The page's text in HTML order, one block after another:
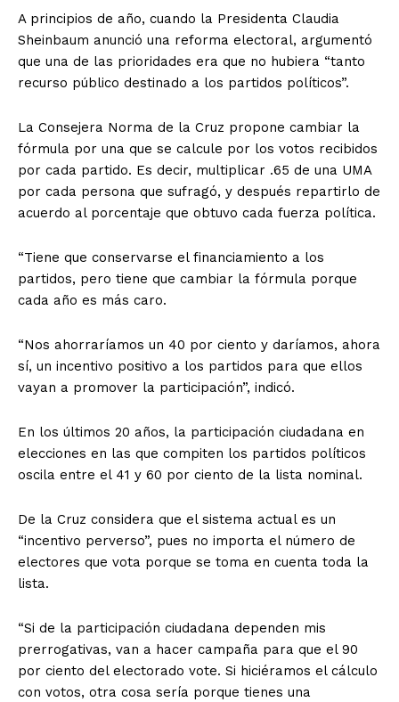
A principios de año, cuando la Presidenta Claudia
Sheinbaum anunció una reforma electoral, argumentó
que una de las prioridades era que no hubiera “tanto
recurso público destinado a los partidos políticos”.
La Consejera Norma de la Cruz propone cambiar la
fórmula por una que se calcule por los votos recibidos
por cada partido. Es decir, multiplicar .65 de una UMA
por cada persona que sufragó, y después repartirlo de
acuerdo al porcentaje que obtuvo cada fuerza política.
“Tiene que conservarse el financiamiento a los
partidos, pero tiene que cambiar la fórmula porque
cada año es más caro.
“Nos ahorraríamos un 40 por ciento y daríamos, ahora
sí, un incentivo positivo a los partidos para que ellos
vayan a promover la participación”, indicó.
En los últimos 20 años, la participación ciudadana en
elecciones en las que compiten los partidos políticos
oscila entre el 41 y 60 por ciento de la lista nominal.
De la Cruz considera que el sistema actual es un
“incentivo perverso”, pues no importa el número de
electores que vota porque se toma en cuenta toda la
lista.
“Si de la participación ciudadana dependen mis
prerrogativas, van a hacer campaña para que el 90
por ciento del electorado vote. Si hiciéramos el cálculo
con votos, otra cosa sería porque tienes una